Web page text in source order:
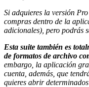
Si adquieres la versión
compras dentro de la
adicionales), pero podrás
Esta suite también es
de formatos de archivo
embargo, la aplicación
cuenta, además, que
quieres abrir